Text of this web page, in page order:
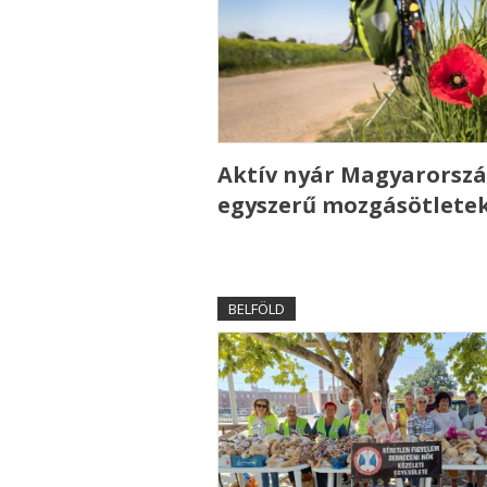
Aktív nyár
egyszerű
BELFÖLD